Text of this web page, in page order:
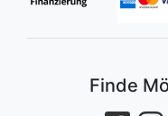
Finde